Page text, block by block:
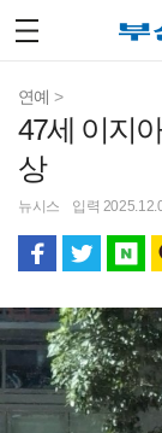
연예 >
47세 이지
상
뉴시스 입력